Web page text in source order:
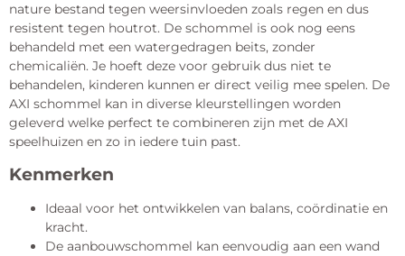
nature bestand tegen weersinvloeden zoals regen en dus
resistent tegen houtrot. De schommel is ook nog eens
behandeld met een watergedragen beits, zonder
chemicaliën. Je hoeft deze voor gebruik dus niet te
behandelen, kinderen kunnen er direct veilig mee spelen. De
AXI schommel kan in diverse kleurstellingen worden
geleverd welke perfect te combineren zijn met de AXI
speelhuizen en zo in iedere tuin past.
Kenmerken
Ideaal voor het ontwikkelen van balans, coördinatie en
kracht.
De aanbouwschommel kan eenvoudig aan een wand